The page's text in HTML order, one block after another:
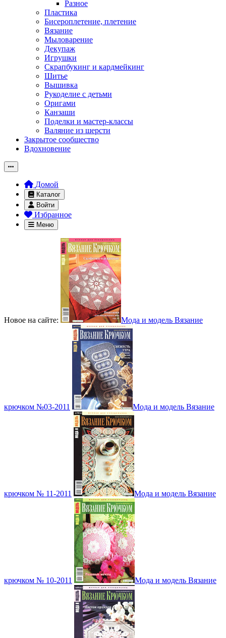
Разное
Пластика
Бисероплетение, плетение
Вязание
Мыловарение
Декупаж
Игрушки
Скрапбукинг и кардмейкинг
Шитье
Вышивка
Рукоделие с детьми
Оригами
Канзаши
Поделки и мастер-классы
Валяние из шерсти
Закрытое сообщество
Вдохновение
Домой
Каталог
Войти
Избранное
Меню
Новое на сайте: Мода и модель Вязание
крючком №03-2011 Мода и модель Вязание
крючком № 11-2011 Мода и модель Вязание
крючком № 10-2011 Мода и модель Вязание